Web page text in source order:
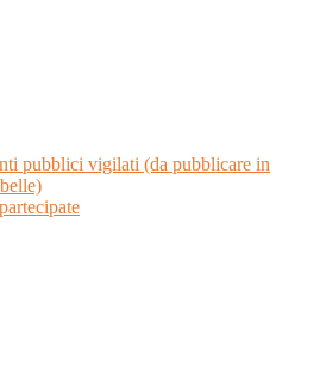
pubblici vigilati (da pubblicare in